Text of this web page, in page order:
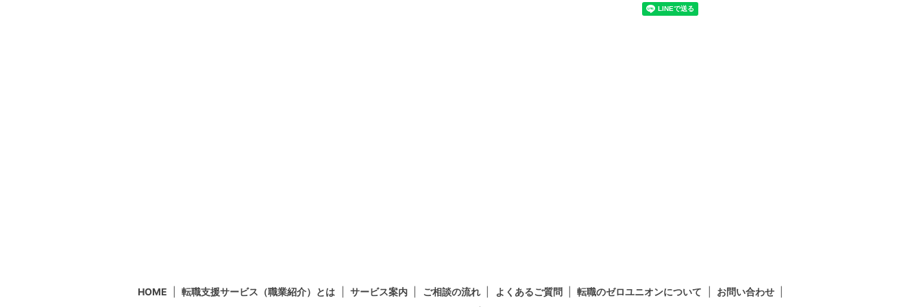
HOME 転職支援サービス（職業紹介）とは サービス案内 ご相談の流れ よくあるご質問 転職のゼロユニオンについて
お問い合わせ